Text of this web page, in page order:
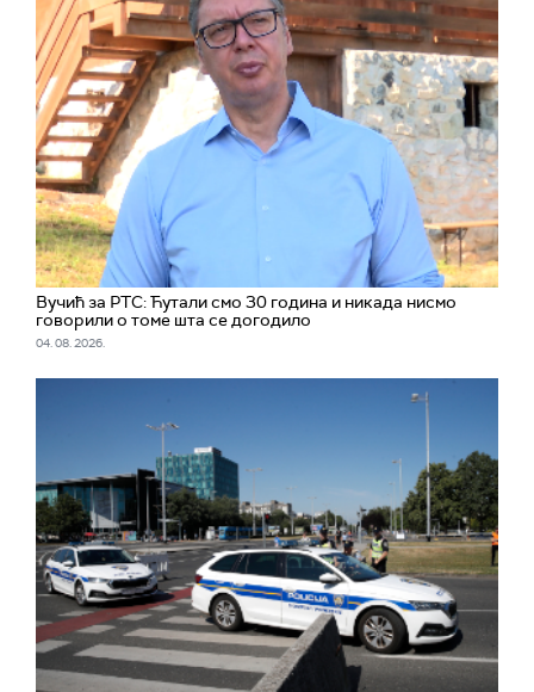
Вучић за РТС: Ћутали смо 30 година и никада нисмо
говорили о томе шта се догодило
04. 08. 2026.